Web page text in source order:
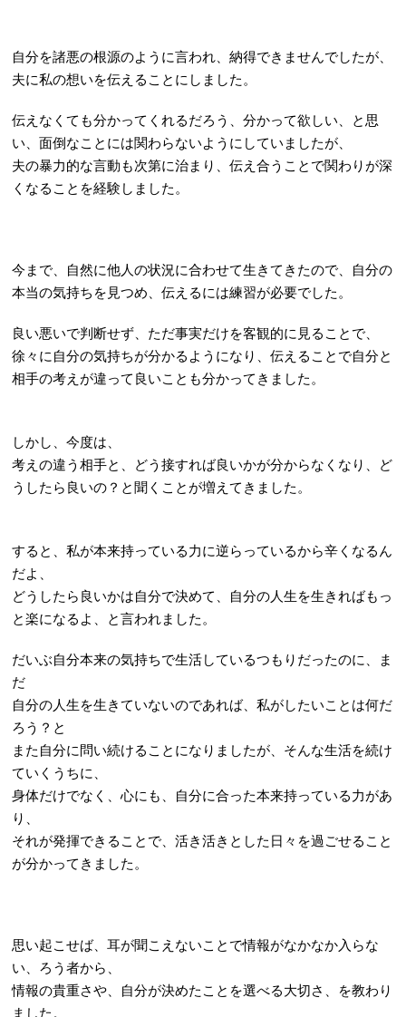
自分を諸悪の根源のように言われ、納得できませんでしたが、
夫に私の想いを伝えることにしました。
伝えなくても分かってくれるだろう、分かって欲しい、 と思
い、面倒なことには関わらないようにしていましたが、
夫の暴力的な言動も次第に治まり、伝え合うことで関わりが深
くなることを経験しました。
今まで、自然に他人の状況に合わせて生きてきたので、自分の
本当の気持ちを見つめ、伝えるには練習が必要でした。
良い悪いで判断せず、ただ事実だけを客観的に見ることで、
徐々に自分の気持ちが分かるようになり、伝えることで自分と
相手の考えが違って良いことも分かってきました。
しかし、今度は、
考えの違う相手と、どう接すれば良いかが分からなくなり、ど
うしたら良いの？と聞くことが増えてきました。
すると、私が本来持っている力に逆らっているから辛くなるん
だよ、
どうしたら良いかは自分で決めて、自分の人生を生きればもっ
と楽になるよ、 と言われました。
だいぶ自分本来の気持ちで生活しているつもりだったのに、ま
だ
自分の人生を生きていないのであれば、私がしたいことは何だ
ろう？と
また自分に問い続けることになりましたが、そんな生活を続け
ていくうちに、
身体だけでなく、心にも、自分に合った本来持っている力があ
り、
それが発揮できることで、活き活きとした日々を過ごせること
が分かってきました。
思い起こせば、耳が聞こえないことで情報がなかなか入らな
い、ろう者から、
情報の貴重さや、自分が決めたことを選べる大切さ、を教わり
ました。